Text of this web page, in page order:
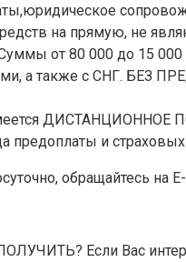
на прямую, не
от 80 000 до 15
а также с СНГ. БЕЗ
ДИСТАНЦИОННОЕ
предоплаты и
обращайтесь на
Если Вас